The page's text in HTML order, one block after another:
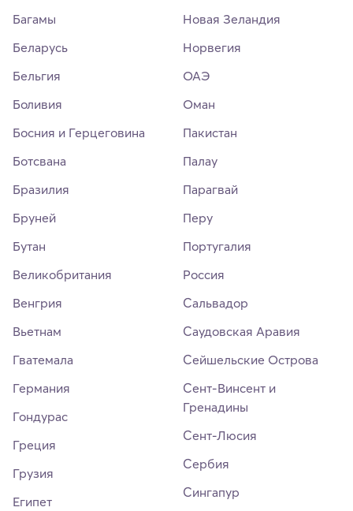
Багамы
Беларусь
Бельгия
Боливия
Босния и Герцеговина
Ботсвана
Бразилия
Бруней
Бутан
Великобритания
Венгрия
Вьетнам
Гватемала
Германия
Гондурас
Греция
Грузия
Египет
Новая Зеландия
Норвегия
ОАЭ
Оман
Пакистан
Палау
Парагвай
Перу
Португалия
Россия
Сальвадор
Саудовская Аравия
Сейшельские Острова
Сент-Винсент и
Гренадины
Сент-Люсия
Сербия
Сингапур